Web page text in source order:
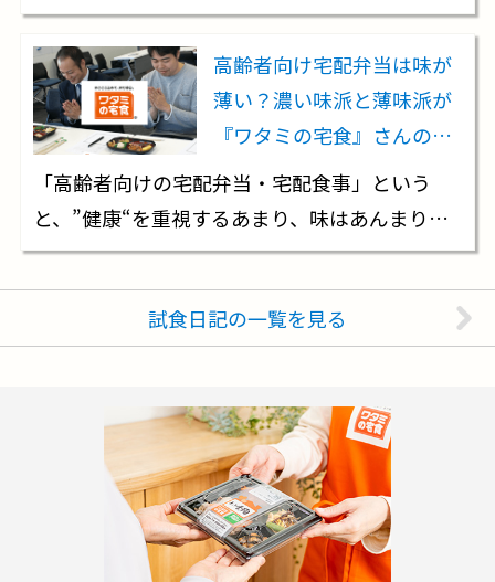
高齢者向け宅配弁当は味が
薄い？濃い味派と薄味派が
『ワタミの宅食』さんの…
「高齢者向けの宅配弁当・宅配食事」という
と、”健康“を重視するあまり、味はあんまり…
試食日記の一覧を見る